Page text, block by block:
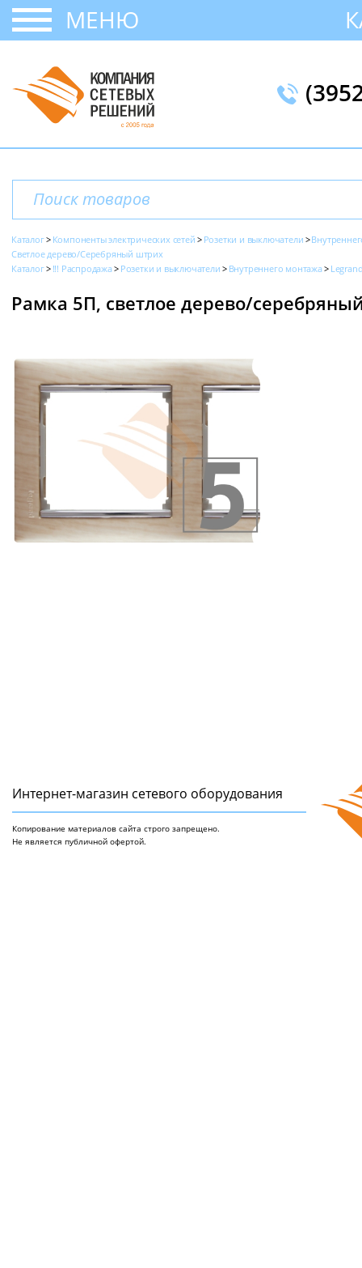
МЕНЮ
Каталог Компоненты электрических сетей Розетки и выключатели
Светлое дерево/Серебряный штрих
Каталог
!!! Распродажа Розетки и выключатели Внутреннего монтажа
Рамка 5П, светлое дерево/
Интернет-магазин сетeвого оборудования
Копирование материалов сайта строго запрещено.
Не является публичной офертой.